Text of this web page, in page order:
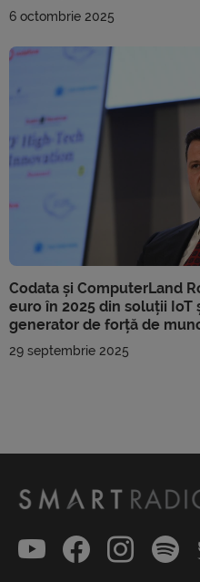
6 octombrie 2025
Codata și ComputerLand
euro în 2025 din soluții IoT
generator de forță de
29 septembrie 2025